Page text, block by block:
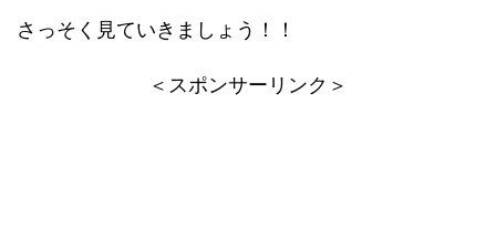
さっそく見ていきましょう！！
＜スポンサーリンク＞